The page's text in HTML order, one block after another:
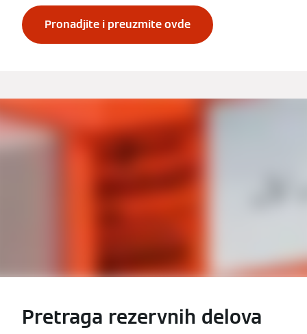
Pronadjite i preuzmite ovde
Pretraga rezervnih delova